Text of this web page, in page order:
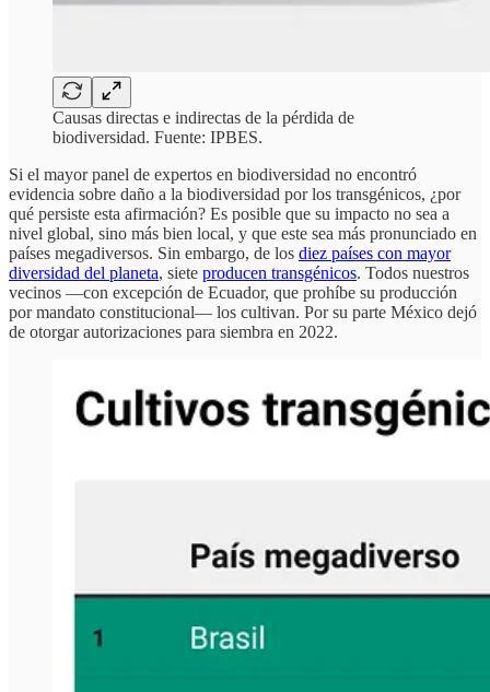
Causas directas e indirectas de la pérdida de
biodiversidad. Fuente: IPBES.
Si el mayor panel de expertos en biodiversidad no encontró
evidencia sobre daño a la biodiversidad por los transgénicos, ¿por
qué persiste esta afirmación? Es posible que su impacto no sea a
nivel global, sino más bien local, y que este sea más pronunciado en
países megadiversos. Sin embargo, de los diez países con mayor
diversidad del planeta, siete producen transgénicos. Todos nuestros
vecinos —con excepción de Ecuador, que prohíbe su producción
por mandato constitucional— los cultivan. Por su parte México dejó
de otorgar autorizaciones para siembra en 2022.